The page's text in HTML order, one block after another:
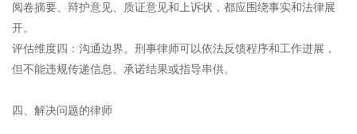
阅卷摘要、辩护意见、质证意见和上诉状，都应围绕事实和法律展
开。
评估维度四：沟通边界。刑事律师可以依法反馈程序和工作进展，
但不能违规传递信息、承诺结果或指导串供。
四、解决问题的律师